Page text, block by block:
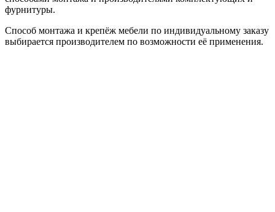
фурнитуры.
Способ монтажа и крепёж мебели по индивидуальному заказу
выбирается производителем по возможности её применения.